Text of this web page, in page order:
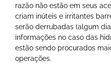
razão não estão em seus
criam inúteis e irritantes
serão derrubadas (algum
informações no caso das
estão sendo procurados
operações.